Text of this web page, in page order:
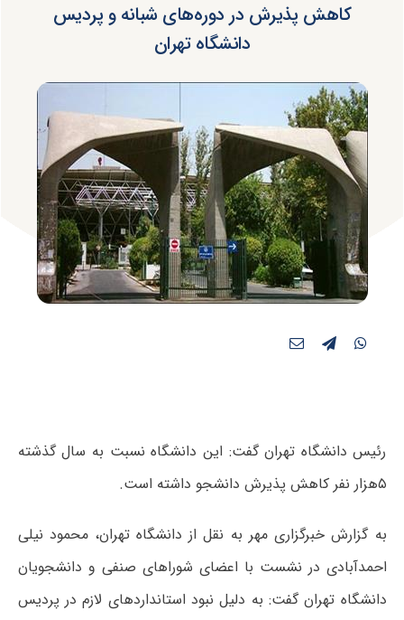
کاهش پذیرش در دوره‌های شبانه و پردیس
دانشگاه تهران
رئیس دانشگاه تهران گفت: این دانشگاه نسبت به سال گذشته
۵هزار نفر کاهش پذیرش دانشجو داشته است.
به گزارش خبرگزاری مهر به نقل از دانشگاه تهران، محمود نیلی
احمدآبادی در نشست با اعضای شوراهای صنفی و دانشجویان
دانشگاه تهران گفت: به دلیل نبود استانداردهای لازم در پردیس